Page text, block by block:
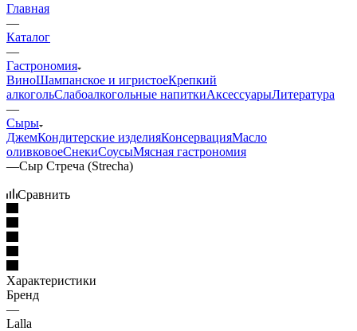
Главная
—
Каталог
—
Гастрономия
ВиноШампанское и игристоеКрепкий
алкогольСлабоалкогольные напиткиАксессуарыЛитература
—
Сыры
ДжемКондитерские изделияКонсервацияМасло
оливковоеСнекиСоусыМясная гастрономия
—Сыр Стреча (Strecha)
Сравнить
Характеристики
Бренд
—
Lalla